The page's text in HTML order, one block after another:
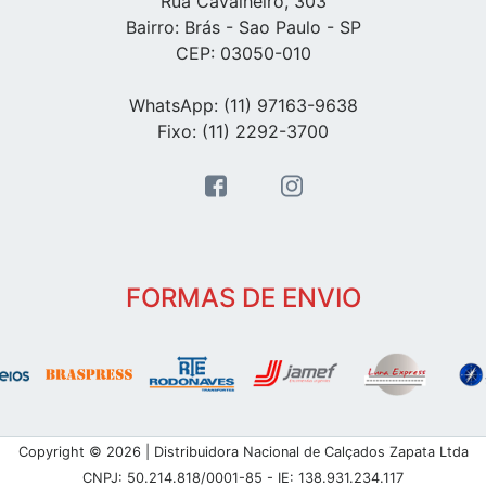
Bairro: Brás - Sao Paulo - SP
CEP: 03050-010
WhatsApp: (11) 97163-9638
Fixo: (11) 2292-3700
FORMAS DE ENVIO
Copyright © 2026 | Distribuidora Nacional de Calçados Zapata Ltda
CNPJ: 50.214.818/0001-85 - IE: 138.931.234.117